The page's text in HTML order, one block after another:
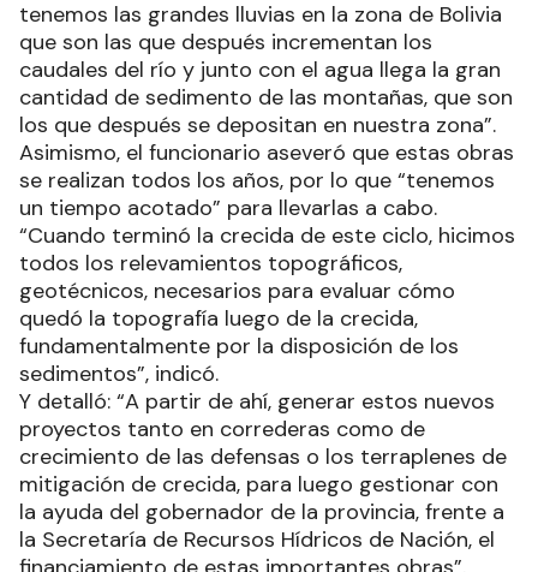
tenemos las grandes lluvias en la zona de Bolivia
que son las que después incrementan los
caudales del río y junto con el agua llega la gran
cantidad de sedimento de las montañas, que son
los que después se depositan en nuestra zona”.
Asimismo, el funcionario aseveró que estas obras
se realizan todos los años, por lo que “tenemos
un tiempo acotado” para llevarlas a cabo.
“Cuando terminó la crecida de este ciclo, hicimos
todos los relevamientos topográficos,
geotécnicos, necesarios para evaluar cómo
quedó la topografía luego de la crecida,
fundamentalmente por la disposición de los
sedimentos”, indicó.
Y detalló: “A partir de ahí, generar estos nuevos
proyectos tanto en correderas como de
crecimiento de las defensas o los terraplenes de
mitigación de crecida, para luego gestionar con
la ayuda del gobernador de la provincia, frente a
la Secretaría de Recursos Hídricos de Nación, el